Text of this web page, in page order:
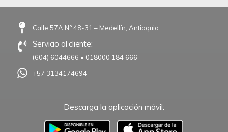
Calle 57A N° 48-31 – Medellín, Antioquia
Servicio al cliente:
(604) 6044666 • 018000 184 666
+57 3134174694
Descarga la aplicación móvil: